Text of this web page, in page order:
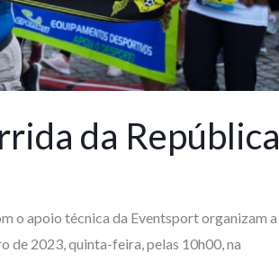
da República
o apoio técnica da Eventsport organizam a
de 2023, quinta-feira, pelas 10h00, na